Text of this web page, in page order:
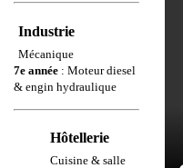
Industrie
Mécanique
7e année : Moteur diesel
& engin hydraulique
Hôtellerie
Cuisine & salle